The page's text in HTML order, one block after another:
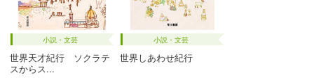
小説・文芸
世界天才紀行 ソクラテ
スからス...
小説・文芸
世界しあわせ紀行